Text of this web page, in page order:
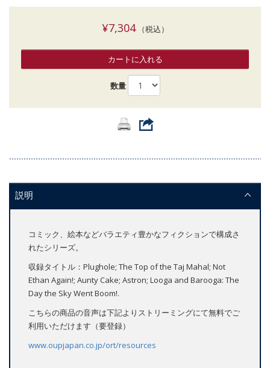
¥7,304（税込）
カートに入れる
数量
説明
コミック、絵本などバラエティ豊かなフィクションで構成さ
れたシリーズ。
収録タイトル：Plughole; The Top of the Taj Mahal; Not
Ethan Again!; Aunty Cake; Astron; Looga and Barooga: The
Day the Sky Went Boom!.
こちらの商品の音声は下記よりストリーミングにて無料でご
利用いただけます（要登録）
www.oupjapan.co.jp/ort/resources